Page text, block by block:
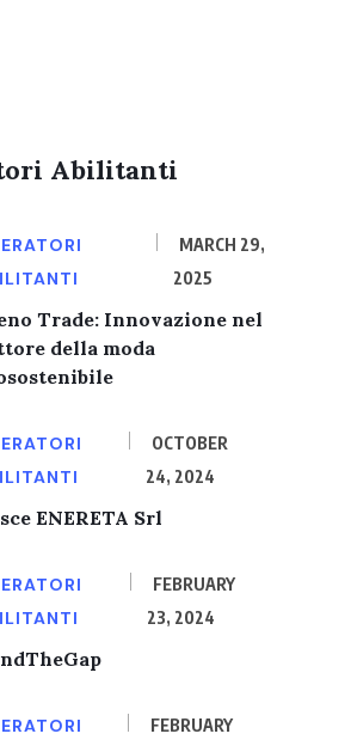
Abilitanti
MARCH 29,
2025
Trade: Innovazione nel
della moda
OCTOBER
24, 2024
ENERETA Srl
FEBRUARY
23, 2024
FEBRUARY